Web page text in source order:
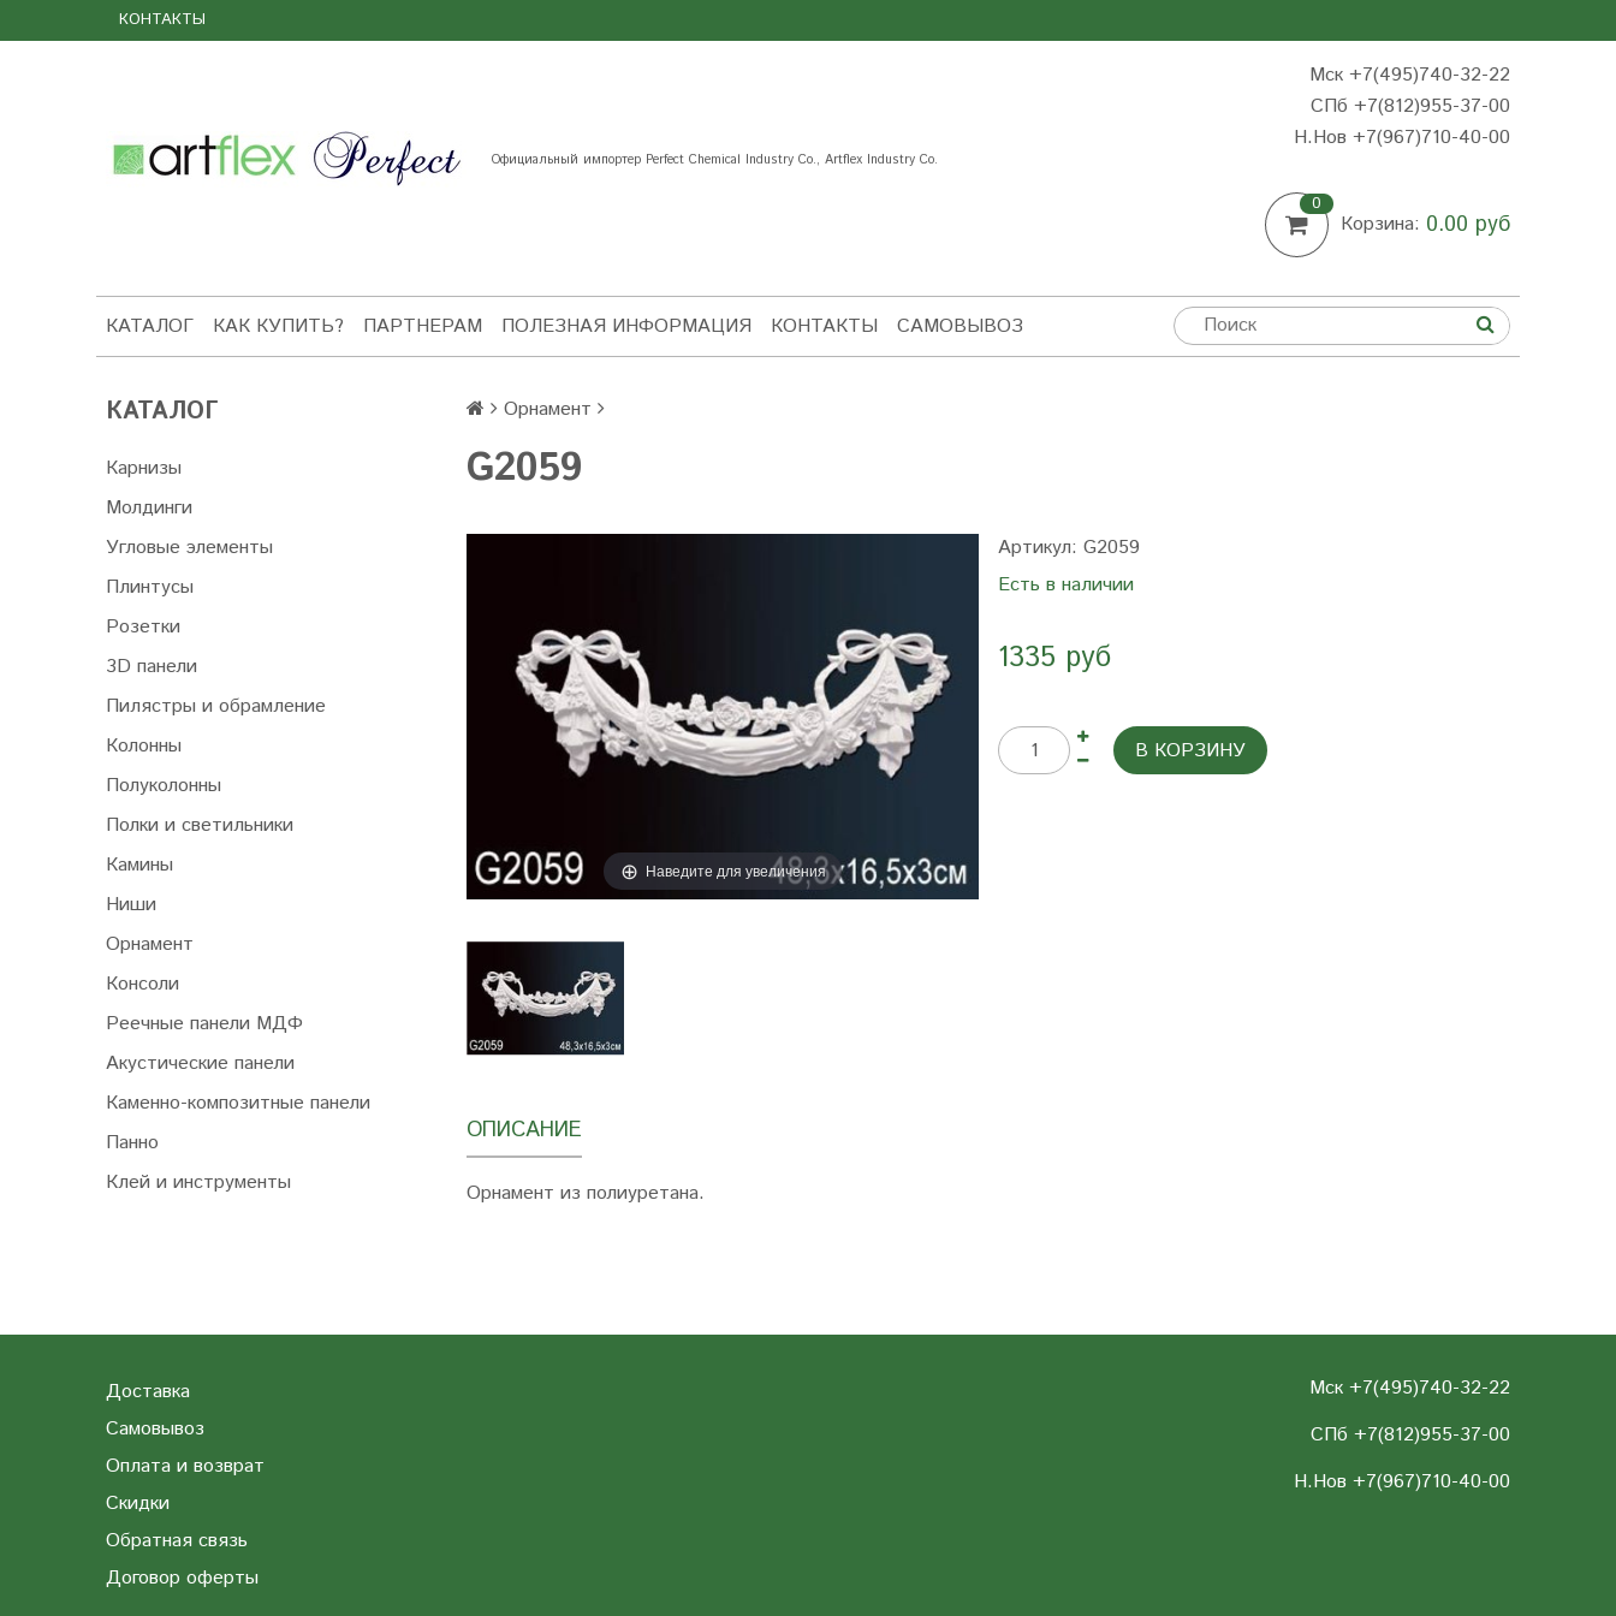
КОНТАКТЫ
Официальный импортер Perfect Chemical Industry Co., Artflex Industry Co.
Мск +7(495)740-32-22
СПб +7(812)955-37-00
Н.Нов +7(967)710-40-00
0
Корзина: 0.00 руб
КАТАЛОГ КАК КУПИТЬ? ПАРТНЕРАМ ПОЛЕЗНАЯ ИНФОРМАЦИЯ КОНТАКТЫ САМОВЫВОЗ
КАТАЛОГ
Карнизы
Молдинги
Угловые элементы
Плинтусы
Розетки
3D панели
Пилястры и обрамление
Колонны
Полуколонны
Полки и светильники
Камины
Ниши
Орнамент
Консоли
Реечные панели МДФ
Акустические панели
Каменно-композитные панели
Панно
Клей и инструменты
Орнамент
G2059
Наведите для увеличения
Артикул: G2059
Есть в наличии
1335 руб
В КОРЗИНУ
ОПИСАНИЕ
Орнамент из полиуретана.
Доставка
Самовывоз
Оплата и возврат
Скидки
Обратная связь
Договор оферты
Мск +7(495)740-32-22
СПб +7(812)955-37-00
Н.Нов +7(967)710-40-00